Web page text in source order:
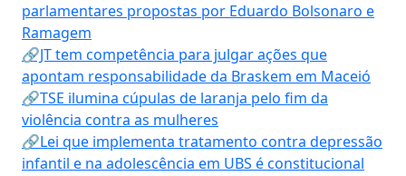
parlamentares propostas por Eduardo Bolsonaro e
Ramagem
🔗JT tem competência para julgar ações que
apontam responsabilidade da Braskem em Maceió
🔗TSE ilumina cúpulas de laranja pelo fim da
violência contra as mulheres
🔗Lei que implementa tratamento contra depressão
infantil e na adolescência em UBS é constitucional